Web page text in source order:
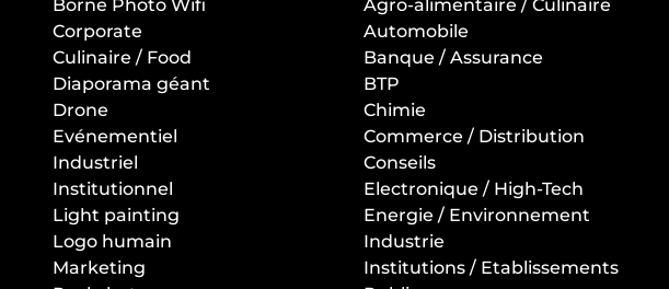
Borne Photo Wifi
Corporate
Culinaire / Food
Diaporama géant
Drone
Evénementiel
Industriel
Institutionnel
Light painting
Logo humain
Marketing
Agro-alimentaire / Culinaire
Automobile
Banque / Assurance
BTP
Chimie
Commerce / Distribution
Conseils
Electronique / High-Tech
Energie / Environnement
Industrie
Institutions / Etablissements